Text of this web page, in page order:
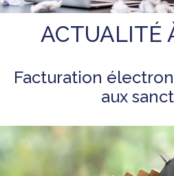
ACTUALITÉ
Facturation
aux